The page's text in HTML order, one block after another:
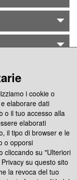
i cookie o
elaborare dati
o il tuo accesso alla
elaborati
il tipo di browser e le
o opporsi
cliccando su "Ulteriori
su questo sito
la revoca del tuo